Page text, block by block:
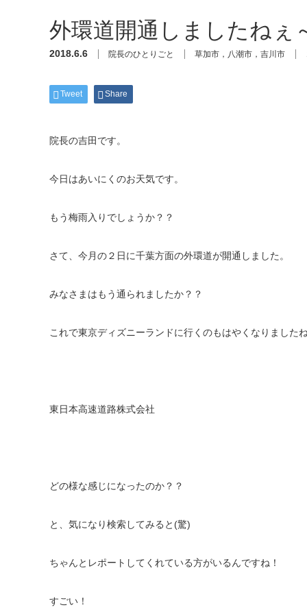
外環道開通しましたねぇ
2018.6.6 院長のひとりごと 草加市，八潮市，吉川市
Tweet Share
院長の吉田です。
今日はあいにくのお天気です。
もう梅雨入りでしょうか？？
さて、今月の２日に千葉方面の外環道が開通しました。
みなさまはもう通られましたか？？
これで東京ディズニーランドに行くのもはやくなりました
東日本高速道路株式会社
どの様な感じになったのか？？
と、気になり検索してみると(驚)
ちゃんとレポートしてくれている方がいるんですね！
すごい！